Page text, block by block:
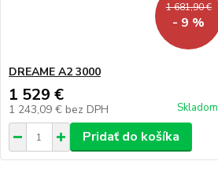
1 681,90 €
- 9 %
DREAME A2 3000
1 529 €
1 243,09 € bez DPH Skladom
Pridať do košíka